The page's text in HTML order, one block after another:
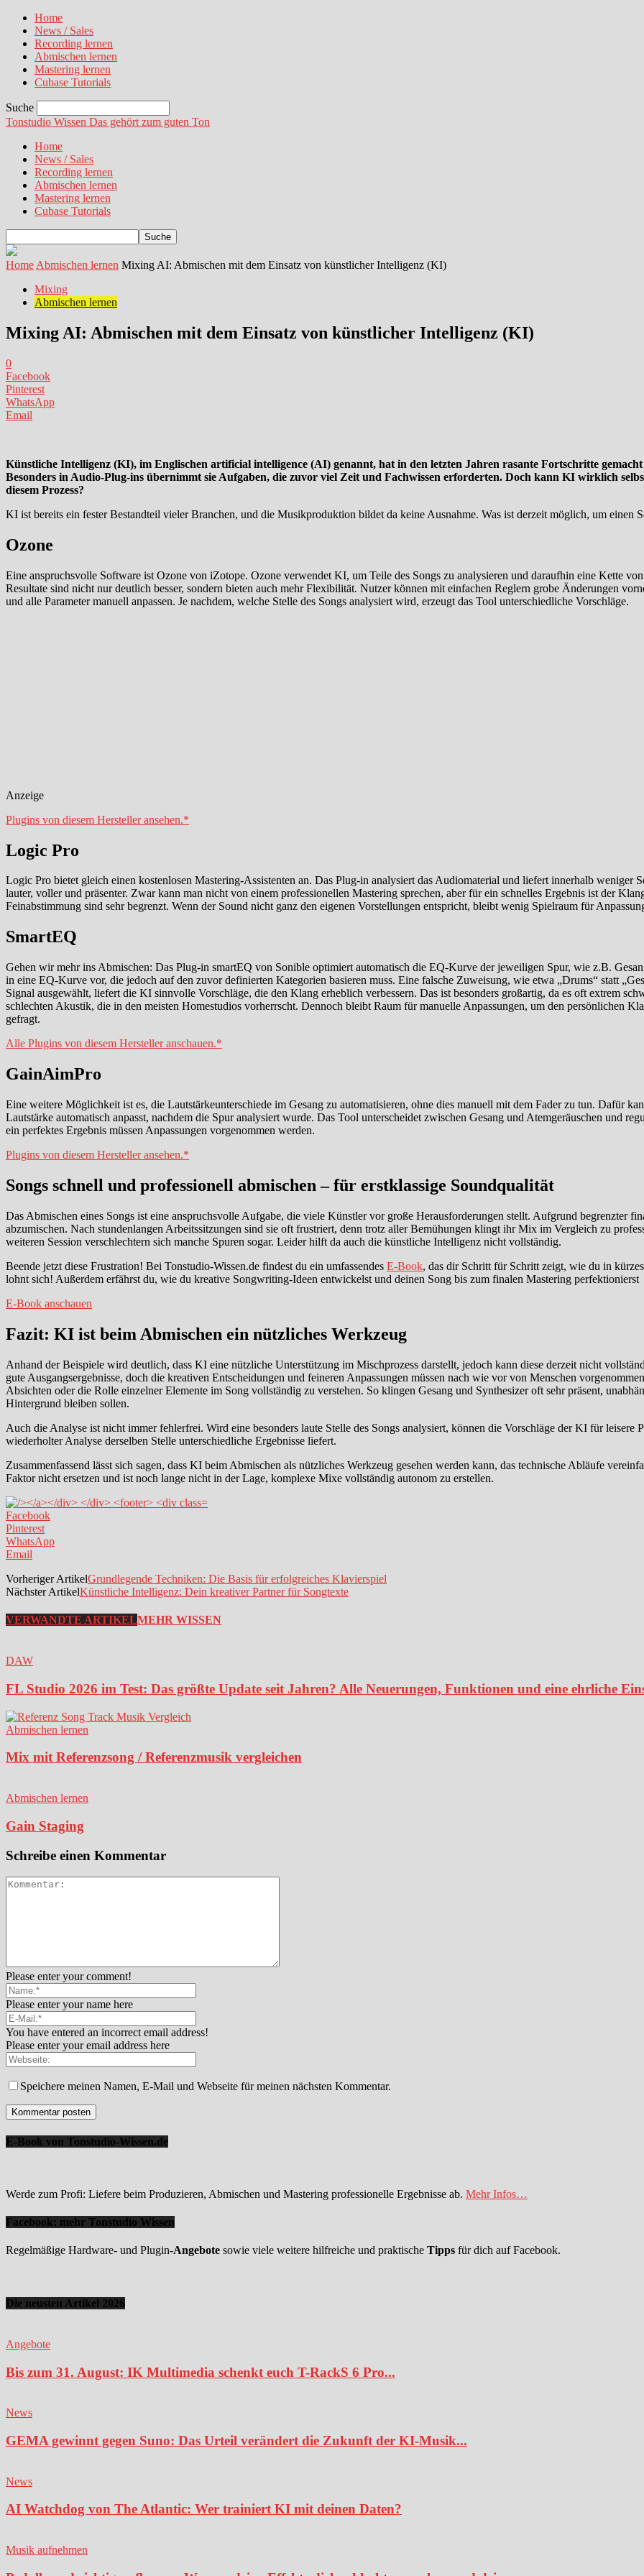
Home
News / Sales
Recording lernen
Abmischen lernen
Mastering lernen
Cubase Tutorials
Suche
Tonstudio Wissen Das gehört zum guten Ton
Home
News / Sales
Recording lernen
Abmischen lernen
Mastering lernen
Cubase Tutorials
Home Abmischen lernen Mixing AI: Abmischen mit dem Einsatz von künstlicher Intelligenz (KI)
Mixing
Abmischen lernen
Mixing AI: Abmischen mit dem Einsatz von künstlicher Intelligenz (KI)
0
Facebook
Pinterest
WhatsApp
Email
Künstliche Intelligenz (KI), im Englischen artificial intelligence (AI) genannt, hat in den letzten Jahren rasante Fortschritte
Besonders in Audio-Plug-ins übernimmt sie Aufgaben, die zuvor viel Zeit und Fachwissen erforderten. Doch kann KI wirklich
diesem Prozess?
KI ist bereits ein fester Bestandteil vieler Branchen, und die Musikproduktion bildet da keine Ausnahme. Was ist derzeit möglich, um einen
Ozone
Eine anspruchsvolle Software ist Ozone von iZotope. Ozone verwendet KI, um Teile des Songs zu analysieren und daraufhin eine Kette
Resultate sind nicht nur deutlich besser, sondern bieten auch mehr Flexibilität. Nutzer können mit einfachen Reglern grobe Änderungen
und alle Parameter manuell anpassen. Je nachdem, welche Stelle des Songs analysiert wird, erzeugt das Tool unterschiedliche Vorschläge.
Anzeige
Plugins von diesem Hersteller ansehen.*
Logic Pro
Logic Pro bietet gleich einen kostenlosen Mastering-Assistenten an. Das Plug-in analysiert das Audiomaterial und liefert innerhalb
lauter, voller und präsenter. Zwar kann man nicht von einem professionellen Mastering sprechen, aber für ein schnelles Ergebnis ist der
Feinabstimmung sind sehr begrenzt. Wenn der Sound nicht ganz den eigenen Vorstellungen entspricht, bleibt wenig Spielraum für
SmartEQ
Gehen wir mehr ins Abmischen: Das Plug-in smartEQ von Sonible optimiert automatisch die EQ-Kurve der jeweiligen Spur, wie z.B.
in eine EQ-Kurve vor, die jedoch auf den zuvor definierten Kategorien basieren muss. Eine falsche Zuweisung, wie etwa „Drums“ statt
Signal ausgewählt, liefert die KI sinnvolle Vorschläge, die den Klang erheblich verbessern. Das ist besonders großartig, da es oft extrem
schlechten Akustik, die in den meisten Homestudios vorherrscht. Dennoch bleibt Raum für manuelle Anpassungen, um den persönlichen
gefragt.
Alle Plugins von diesem Hersteller anschauen.*
GainAimPro
Eine weitere Möglichkeit ist es, die Lautstärkeunterschiede im Gesang zu automatisieren, ohne dies manuell mit dem Fader zu tun. Dafür
Lautstärke automatisch anpasst, nachdem die Spur analysiert wurde. Das Tool unterscheidet zwischen Gesang und Atemgeräuschen und
ein perfektes Ergebnis müssen Anpassungen vorgenommen werden.
Plugins von diesem Hersteller ansehen.*
Songs schnell und professionell abmischen – für erstklassige Soundqualität
Das Abmischen eines Songs ist eine anspruchsvolle Aufgabe, die viele Künstler vor große Herausforderungen stellt. Aufgrund begrenzter
abzumischen. Nach stundenlangen Arbeitssitzungen sind sie oft frustriert, denn trotz aller Bemühungen klingt ihr Mix im Vergleich zu
weiteren Session verschlechtern sich manche Spuren sogar. Leider hilft da auch die künstliche Intelligenz nicht vollständig.
Beende jetzt diese Frustration! Bei Tonstudio-Wissen.de findest du ein umfassendes E-Book, das dir Schritt für Schritt zeigt, wie du in
lohnt sich! Außerdem erfährst du, wie du kreative Songwriting-Ideen entwickelst und deinen Song bis zum finalen Mastering perfektionierst
E-Book anschauen
Fazit: KI ist beim Abmischen ein nützliches Werkzeug
Anhand der Beispiele wird deutlich, dass KI eine nützliche Unterstützung im Mischprozess darstellt, jedoch kann diese derzeit nicht
gute Ausgangsergebnisse, doch die kreativen Entscheidungen und feineren Anpassungen müssen nach wie vor von Menschen
Absichten oder die Rolle einzelner Elemente im Song vollständig zu verstehen. So klingen Gesang und Synthesizer oft sehr präsent,
Hintergrund bleiben sollen.
Auch die Analyse ist nicht immer fehlerfrei. Wird eine besonders laute Stelle des Songs analysiert, können die Vorschläge der KI für leisere
wiederholter Analyse derselben Stelle unterschiedliche Ergebnisse liefert.
Zusammenfassend lässt sich sagen, dass KI beim Abmischen als nützliches Werkzeug gesehen werden kann, das technische Abläufe
Faktor nicht ersetzen und ist noch lange nicht in der Lage, komplexe Mixe vollständig autonom zu erstellen.
Facebook
Pinterest
WhatsApp
Email
Vorheriger ArtikelGrundlegende Techniken: Die Basis für erfolgreiches Klavierspiel
Nächster ArtikelKünstliche Intelligenz: Dein kreativer Partner für Songtexte
VERWANDTE ARTIKELMEHR WISSEN
DAW
FL Studio 2026 im Test: Das größte Update seit Jahren? Alle Neuerungen, Funktionen und eine ehrliche
Abmischen lernen
Mix mit Referenzsong / Referenzmusik vergleichen
Abmischen lernen
Gain Staging
Schreibe einen Kommentar
Please enter your comment!
Please enter your name here
You have entered an incorrect email address!
Please enter your email address here
Speichere meinen Namen, E-Mail und Webseite für meinen nächsten Kommentar.
E-Book von Tonstudio-Wissen.de
Werde zum Profi: Liefere beim Produzieren, Abmischen und Mastering professionelle Ergebnisse ab. Mehr Infos…
Facebook: mehr Tonstudio Wissen
Regelmäßige Hardware- und Plugin-Angebote sowie viele weitere hilfreiche und praktische Tipps für dich auf Facebook.
Die neusten Artikel 2026
Angebote
Bis zum 31. August: IK Multimedia schenkt euch T-RackS 6 Pro...
News
GEMA gewinnt gegen Suno: Das Urteil verändert die Zukunft der KI-Musik...
News
AI Watchdog von The Atlantic: Wer trainiert KI mit deinen Daten?
Musik aufnehmen